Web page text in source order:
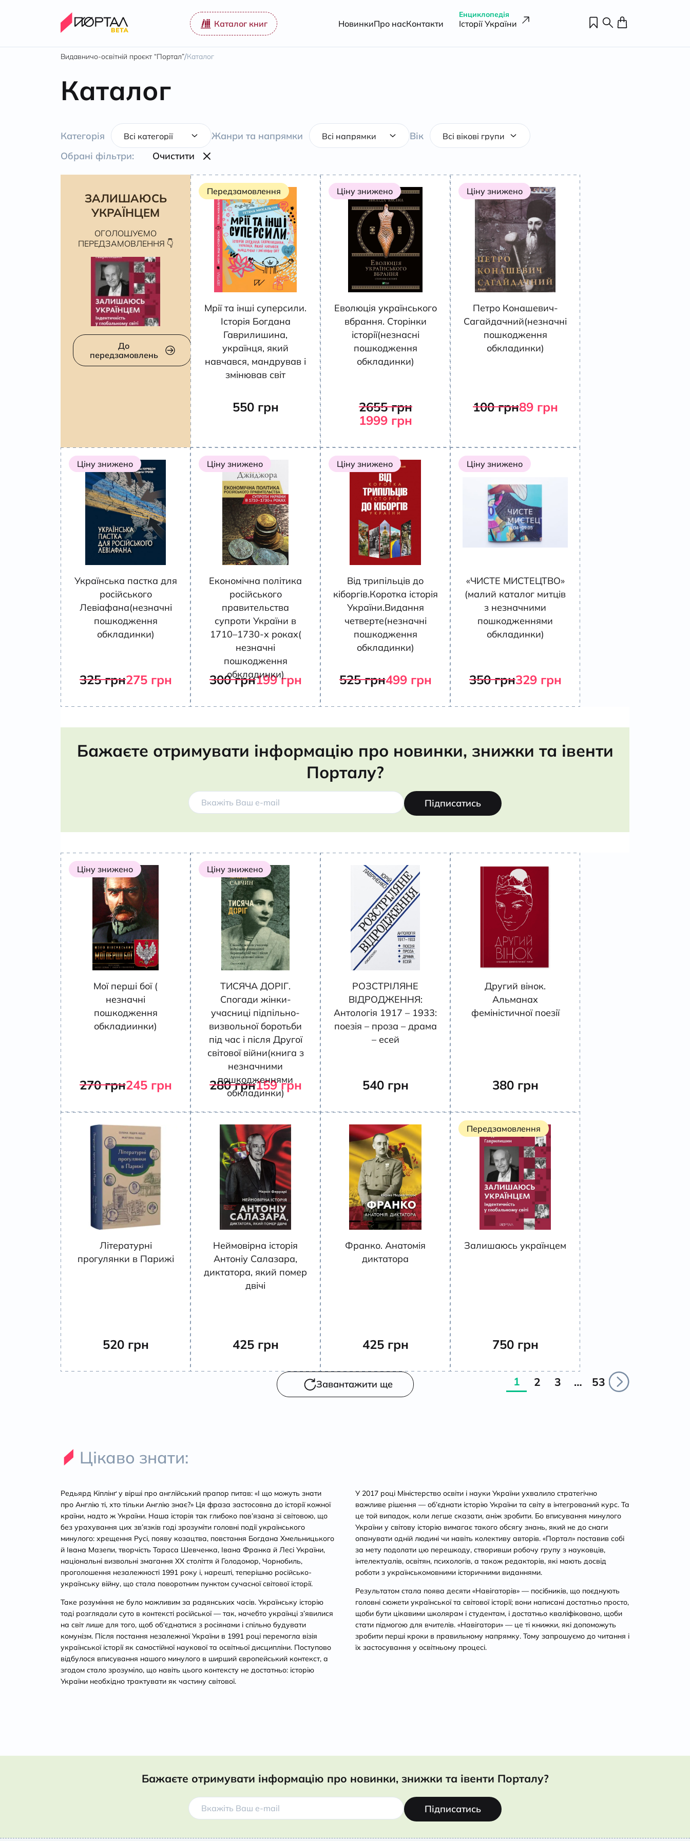
Каталог книг НовинкиПро насКонтакти
Енциклопедія
Історії України
Видавничо-освітній проєкт “Портал”/Каталог
Каталог
Категорія Жанри та напрямки
Вік
Обрані фільтри:
Очистити
ЗАЛИШАЮСЬ
УКРАЇНЦЕМ
ОГОЛОШУЄМО
ПЕРЕДЗАМОВЛЕННЯ 👇
До
передзамовлень
Передзамовлення
Мрії та інші суперсили.
Історія Богдана
Гаврилишина,
українця, який
навчався, мандрував і
змінював світ
550 грн
Ціну знижено
Еволюція українського
вбрання. Сторінки
історії(незнасні
пошкодження
обкладинки)
2655грн
1999 грн
Ціну знижено
Петро Конашевич-
Сагайдачний(незначні
пошкодження
обкладинки)
100грн89 грн
Ціну знижено
Українська пастка для
російського
Левіафана(незначні
пошкодження
обкладинки)
325грн275 грн
Ціну знижено
Економічна політика
російського
правительства
супроти України в
1710–1730-х роках(
незначні
пошкодження
обкладинки)
300грн199грн
Ціну знижено
Від трипільців до
кіборгів.Коротка історія
України.Видання
четверте(незначні
пошкодження
обкладинки)
525грн499 грн
Ціну знижено
«ЧИСТЕ МИСТЕЦТВО»
(малий каталог митців
з незначними
пошкодженнями
обкладинки)
350грн329 грн
Бажаєте отримувати інформацію про новинки, знижки та івенти
Порталу?
Підписатись
Ціну знижено
Мої перші бої (
незначні
пошкодження
обкладиинки)
270грн245 грн
Ціну знижено
ТИСЯЧА ДОРІГ.
Спогади жінки-
учасниці підпільно-
визвольної боротьби
під час і після Другої
світової війни(книга з
незначними
пошкодженнями
обкладинки)
280грн159грн
РОЗСТРІЛЯНЕ
ВІДРОДЖЕННЯ:
Антологія 1917 – 1933:
поезія – проза – драма
– есей
540 грн
Другий вінок.
Альманах
феміністичної поезії
380 грн
Літературні
прогулянки в Парижі
520 грн
Неймовірна історія
Антоніу Салазара,
диктатора, який помер
двічі
425 грн
Франко. Анатомія
диктатора
425 грн
Передзамовлення
Залишаюсь українцем
750 грн
Завантажити ще 1 2 3 … 53
Цікаво знати:
Редьярд Кіплінґ у вірші про англійський прапор питав: «І що можуть знати
про Англію ті, хто тільки Англію знає?» Ця фраза застосовна до історії кожної
країни, надто ж України. Наша історія так глибоко пов’язана зі світовою, що
без урахування цих зв’язків годі зрозуміти головні події українського
минулого: хрещення Русі, появу козацтва, повстання Богдана Хмельницького
й Івана Мазепи, творчість Тараса Шевченка, Івана Франка й Лесі України,
національні визвольні змагання ХХ століття й Голодомор, Чорнобиль,
проголошення незалежності 1991 року і, нарешті, теперішню російсько-
українську війну, що стала поворотним пунктом сучасної світової історії.
Таке розуміння не було можливим за радянських часів. Українську історію
тоді розглядали суто в контексті російської — так, начебто українці з’явилися
на світ лише для того, щоб об’єднатися з росіянами і спільно будувати
комунізм. Після постання незалежної України в 1991 році перемогла візія
української історії як самостійної наукової та освітньої дисципліни. Поступово
відбулося вписування нашого минулого в ширший європейський контекст, а
згодом стало зрозуміло, що навіть цього контексту не достатньо: історію
України необхідно трактувати як частину світової.
У 2017 році Міністерство освіти і науки України ухвалило стратегічно
важливе рішення — об’єднати історію України та світу в інтегрований курс. Та
це той випадок, коли легше сказати, аніж зробити. Бо вписування минулого
України у світову історію вимагає такого обсягу знань, який не до снаги
опанувати одній людині чи навіть колективу авторів. «Портал» поставив собі
за мету подолати цю перешкоду, створивши робочу групу з науковців,
інтелектуалів, освітян, психологів, а також редакторів, які мають досвід
роботи з українськомовними історичними виданнями.
Результатом стала поява десяти «Навігаторів» — посібників, що поєднують
головні сюжети української та світової історії; вони написані достатньо просто,
щоби бути цікавими школярам і студентам, і достатньо кваліфіковано, щоби
стати підмогою для вчителів. «Навігатори» — це ті книжки, які допоможуть
зробити перші кроки в правильному напрямку. Тому запрошуємо до читання і
їх застосування у освітньому процесі.
Бажаєте отримувати інформацію про новинки, знижки та івенти Порталу?
Підписатись